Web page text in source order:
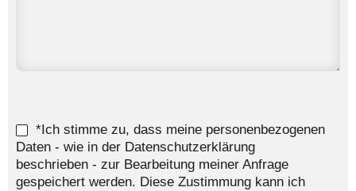
*Ich stimme zu, dass meine personenbezogenen
Daten - wie in der Datenschutzerklärung
beschrieben - zur Bearbeitung meiner Anfrage
gespeichert werden. Diese Zustimmung kann ich